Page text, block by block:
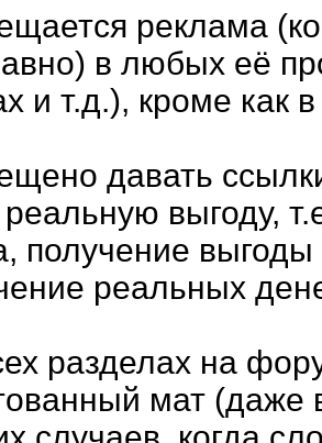
реклама
в любых её
и т.д.), кроме как
давать
реальную выгоду,
получение
реальных
разделах на
мат (даже